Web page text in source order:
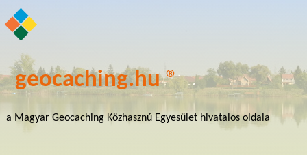
geocaching.hu ®
a Magyar Geocaching Közhasznú Egyesület hivatalos oldala